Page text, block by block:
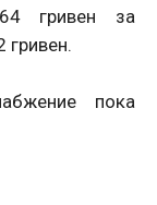
гривен за
гривен.
пока